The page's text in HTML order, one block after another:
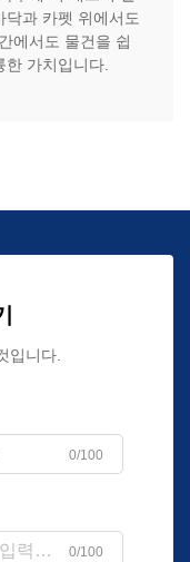
닥과 카펫 위에서도
에서도 물건을 쉽
한 가치입니다.
입니다.
0/100
0/100